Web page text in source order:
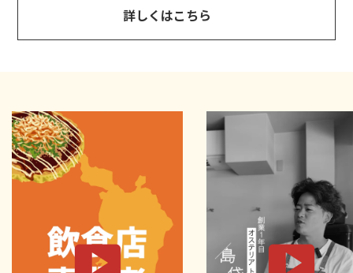
詳しくはこちら